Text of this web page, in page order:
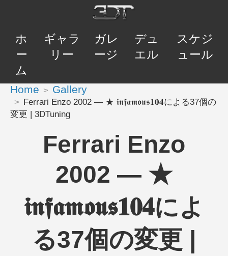
ホ
ー
ム
ギャラ
リー
ガレ
ージ
デュ
エル
スケジ
ュール
Home Gallery
Ferrari Enzo 2002 — ★ 𝖎𝖓𝖋𝖆𝖒𝖔𝖚𝖘𝟏𝟎𝟒による37個の
変更 | 3DTuning
Ferrari Enzo
2002 — ★
𝖎𝖓𝖋𝖆𝖒𝖔𝖚𝖘𝟏𝟎𝟒によ
る37個の変更 |